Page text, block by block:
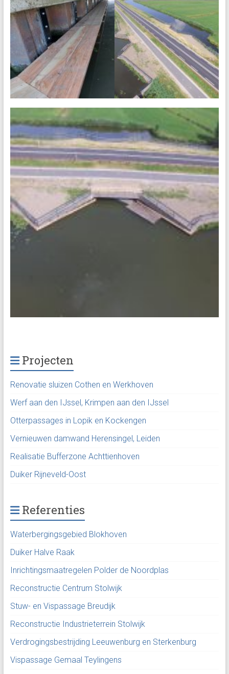
Projecten
Renovatie sluizen Cothen en Werkhoven
Werf aan den IJssel, Krimpen aan den IJssel
Otterpassages in Lopik en Kockengen
Vernieuwen damwand Herensingel, Leiden
Realisatie Bufferzone Achttienhoven
Duiker Rijneveld-Oost
Referenties
Waterbergingsgebied Blokhoven
Duiker Halve Raak
Inrichtingsmaatregelen Polder de Noordplas
Reconstructie Centrum Stolwijk
Stuw- en Vispassage Breudijk
Reconstructie Industrieterrein Stolwijk
Verdrogingsbestrijding Leeuwenburg en Sterkenburg
Vispassage Gemaal Teylingens